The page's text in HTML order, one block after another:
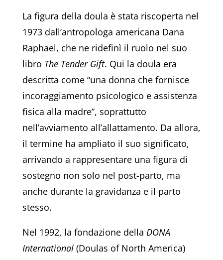
La figura della doula è stata riscoperta nel
1973 dall’antropologa americana Dana
Raphael, che ne ridefinì il ruolo nel suo
libro The Tender Gift. Qui la doula era
descritta come “una donna che fornisce
incoraggiamento psicologico e assistenza
fisica alla madre”, soprattutto
nell’avviamento all’allattamento. Da allora,
il termine ha ampliato il suo significato,
arrivando a rappresentare una figura di
sostegno non solo nel post-parto, ma
anche durante la gravidanza e il parto
stesso.
Nel 1992, la fondazione della DONA
International(Doulas of North America)